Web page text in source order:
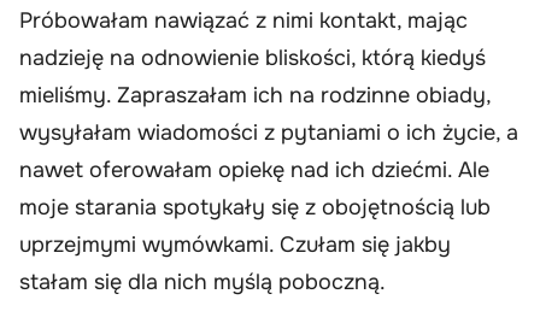
Próbowałam nawiązać z nimi kontakt, mając
nadzieję na odnowienie bliskości, którą kiedyś
mieliśmy. Zapraszałam ich na rodzinne obiady,
wysyłałam wiadomości z pytaniami o ich życie, a
nawet oferowałam opiekę nad ich dziećmi. Ale
moje starania spotykały się z obojętnością lub
uprzejmymi wymówkami. Czułam się jakby
stałam się dla nich myślą poboczną.